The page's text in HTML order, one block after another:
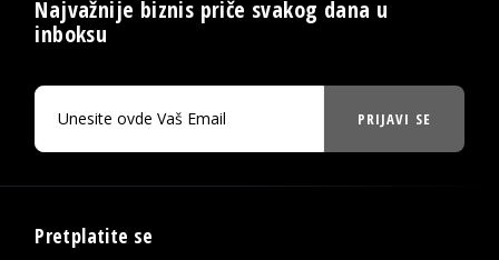
Najvažnije biznis priče svakog dana u
inboksu
PRIJAVI SE
Pretplatite se